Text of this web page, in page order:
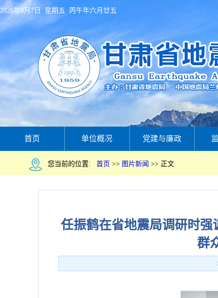
2026年8月7日 星期五 丙午年六月廿五
首页 单位概况 党建与廉政
您当前的位置: 首页 >> 图片新闻 >> 正文
任振鹤在省地震局调研时
群